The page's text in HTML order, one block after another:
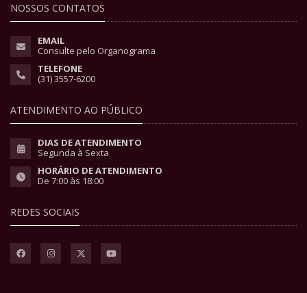
NOSSOS CONTATOS
EMAIL
Consulte pelo Organograma
TELEFONE
(31) 3557-6200
ATENDIMENTO AO PÚBLICO
DIAS DE ATENDIMENTO
Segunda à Sexta
HORÁRIO DE ATENDIMENTO
De 7:00 às 18:00
REDES SOCIAIS